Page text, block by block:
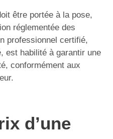
être portée à la pose,
réglementée des
professionnel certifié,
est habilité à garantir une
conformément aux
d’une